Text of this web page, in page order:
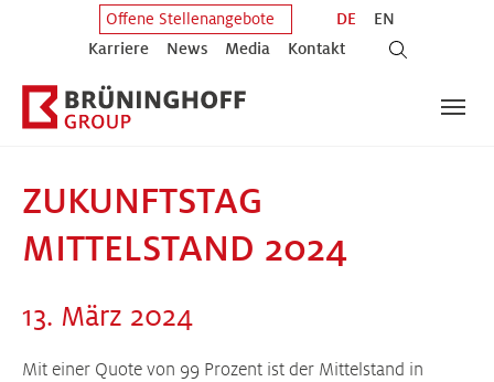
Zum Hauptinhalt springen
Zum Fuß der Seite springen
Offene Stellenangebote
Karriere
News Media Kontakt
DE EN
ZUKUNFTSTAG
MITTELSTAND 2024
13. März 2024
Mit einer Quote von 99 Prozent ist der Mittelstand in